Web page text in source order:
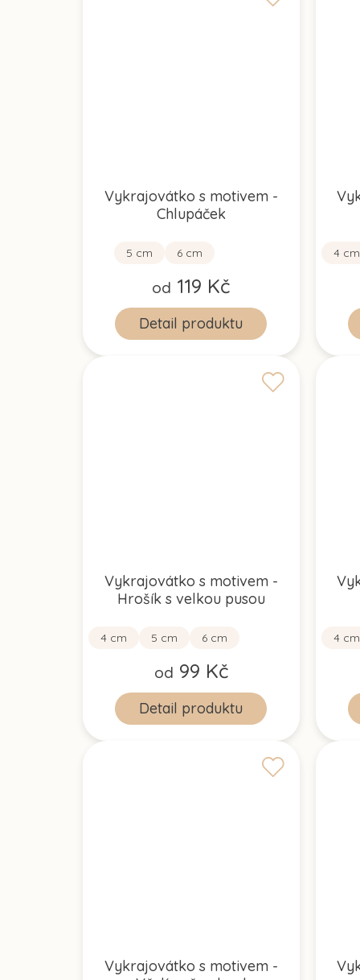
Vykrajovátko s motivem -
Chlupáček
5 cm 6 cm
od 119 Kč
Detail
4 cm
Vykrajovátko s motivem -
Hrošík s velkou pusou
4 cm 5 cm 6 cm
od 99 Kč
Detail
4 cm
Vykrajovátko s motivem -